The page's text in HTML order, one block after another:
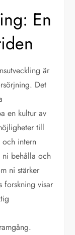
En
är
Det
en kultur av
till
och intern
behålla och
ni stärker
forskning visar